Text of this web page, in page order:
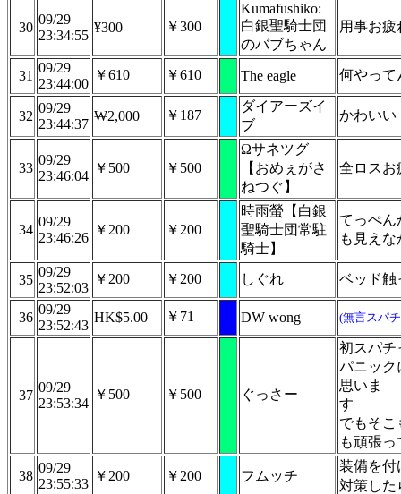
30
09/29
23:34:55
¥300 ￥300
Kumafushiko:
白銀聖騎士団
のバブちゃん
用事お
31
09/29
23:44:00
￥610 ￥610 The eagle 何やって
32
09/29
23:44:37
₩2,000 ￥187
ダイアーズイ
ブ
かわいい
33
09/29
23:46:04
￥500 ￥500
Ωサネツグ
【おめぇがさ
ねつぐ】
全ロスお
34
09/29
23:46:26
￥200 ￥200
時雨螢【白銀
聖騎士団常駐
騎士】
てっぺん
も見え
35
09/29
23:52:03
￥200 ￥200 しぐれ ベッド触
36
09/29
23:52:43
HK$5.00 ￥71 DW wong (無言スパ
37
09/29
23:53:34
￥500 ￥500 ぐっさー
初スパ
パニック
思いま
でもそこ
も頑張
38
09/29
23:55:33
￥200 ￥200 フムッチ
装備を付
対策し